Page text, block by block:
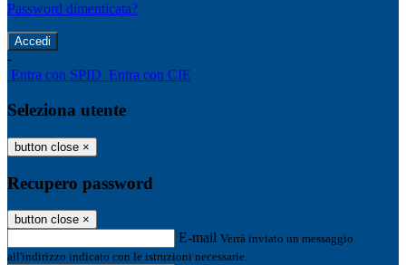
Password dimenticata?
-
Entra con SPID Entra con CIE
Seleziona utente
button close ×
Recupero password
button close ×
E-mail Verrà inviato un messaggio
all'indirizzo indicato con le istruzioni necessarie.